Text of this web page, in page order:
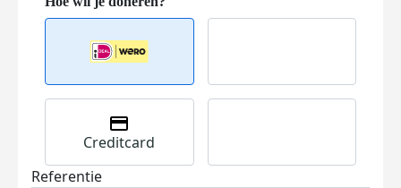
Creditcard
Referentie